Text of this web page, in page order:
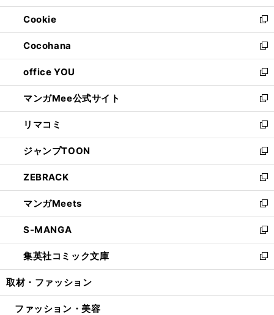
開
く
ウ
で
開
く
ン
ド
ウ
で
開
く
ウ
ィ
ン
ド
ウ
で
開
く
Cookie
新
し
い
ウ
ィ
ン
ド
ウ
で
開
く
Cocohana
新
し
い
ウ
ィ
ン
ド
ウ
で
開
く
office YOU
新
し
い
ウ
ィ
ン
ド
ウ
で
開
く
マンガMee公式サイト
新
し
い
ウ
ィ
ン
ド
ウ
で
開
く
リマコミ
新
し
い
ウ
ィ
ン
ド
ウ
で
開
く
ジャンプTOON
新
し
い
ウ
ィ
ン
ド
ウ
で
開
ZEBRACK
新
し
い
ウ
ィ
ン
ド
ウ
開
マンガMeets
新
し
い
ウ
ィ
ン
ウ
S-MANGA
新
し
い
ウ
ン
集英社コミック文庫
新
し
ウ
取材・ファッション
ファッション・美容